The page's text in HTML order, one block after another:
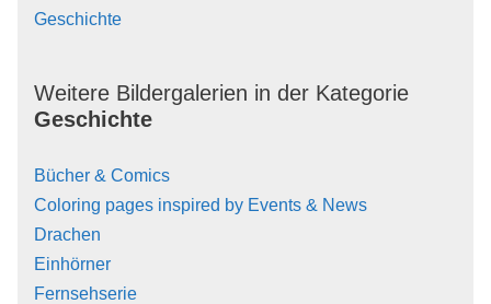
Geschichte
Weitere Bildergalerien in der Kategorie
Geschichte
Bücher & Comics
Coloring pages inspired by Events & News
Drachen
Einhörner
Fernsehserie